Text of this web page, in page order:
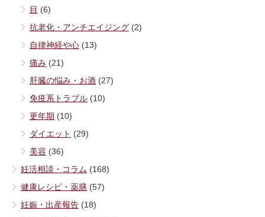
目 (6)
抗老化・アンチエイジング (2)
自律神経や心 (13)
痛み (21)
肝臓の悩み・お酒 (27)
免疫系トラブル (10)
更年期 (10)
ダイエット (29)
美容 (36)
妊活相談・コラム (168)
健康レシピ・薬膳 (57)
妊娠・出産報告 (18)